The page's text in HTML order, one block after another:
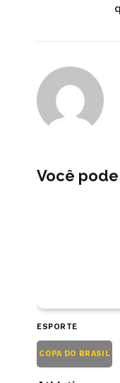
Você
ESPORTE
COPA DO BRASIL